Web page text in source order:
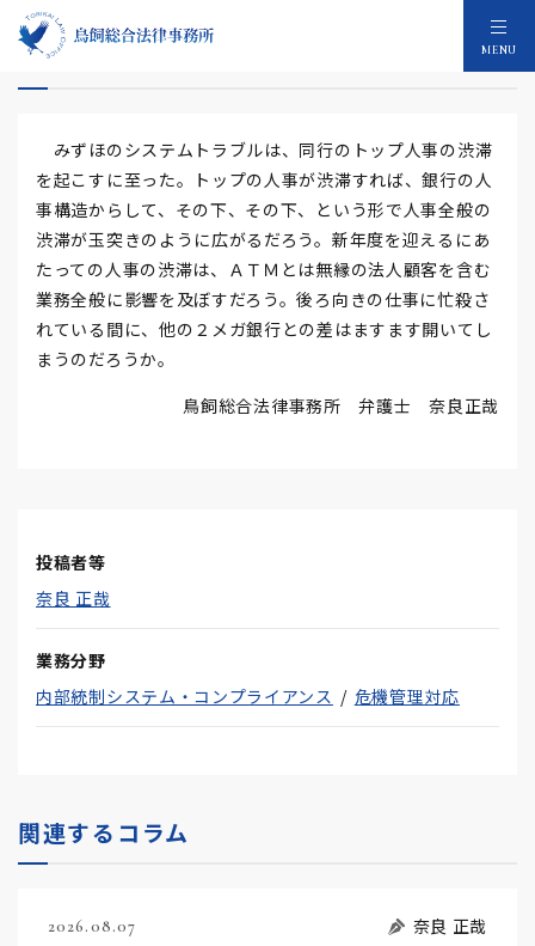
MENU
みずほシステムトラブル
みずほのシステムトラブルは、同行のトップ人事の渋滞
を起こすに至った。トップの人事が渋滞すれば、銀行の人
事構造からして、その下、その下、という形で人事全般の
渋滞が玉突きのように広がるだろう。新年度を迎えるにあ
たっての人事の渋滞は、ＡＴＭとは無縁の法人顧客を含む
業務全般に影響を及ぼすだろう。後ろ向きの仕事に忙殺さ
れている間に、他の２メガ銀行との差はますます開いてし
まうのだろうか。
鳥飼総合法律事務所 弁護士 奈良正哉
投稿者等
奈良 正哉
業務分野
内部統制システム・コンプライアンス
危機管理対応
関連するコラム
2026.08.07
奈良 正哉